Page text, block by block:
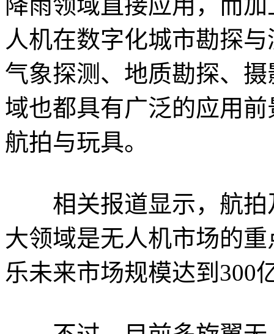
人机在数字化城市勘探
气象探测、地质勘探、
域也都具有广泛的应用
航拍与玩具。
相关报道显示，航拍
大领域是无人机市场的
乐未来市场规模达到300